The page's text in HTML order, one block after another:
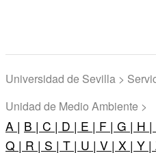
Universidad de Sevilla >
Unidad de Medio Ambiente >
A | B | C | D | E | F | G | H |
Q | R | S | T | U | V | X | Y |